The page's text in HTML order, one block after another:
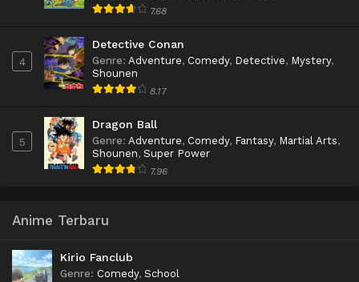
7.68
4
Detective Conan
Genre: Adventure, Comedy, Detective, Mystery,
Shounen
8.17
5
Dragon Ball
Genre: Adventure, Comedy, Fantasy, Martial Arts,
Shounen, Super Power
7.96
Anime Terbaru
Kirio Fanclub
Genre: Comedy, School